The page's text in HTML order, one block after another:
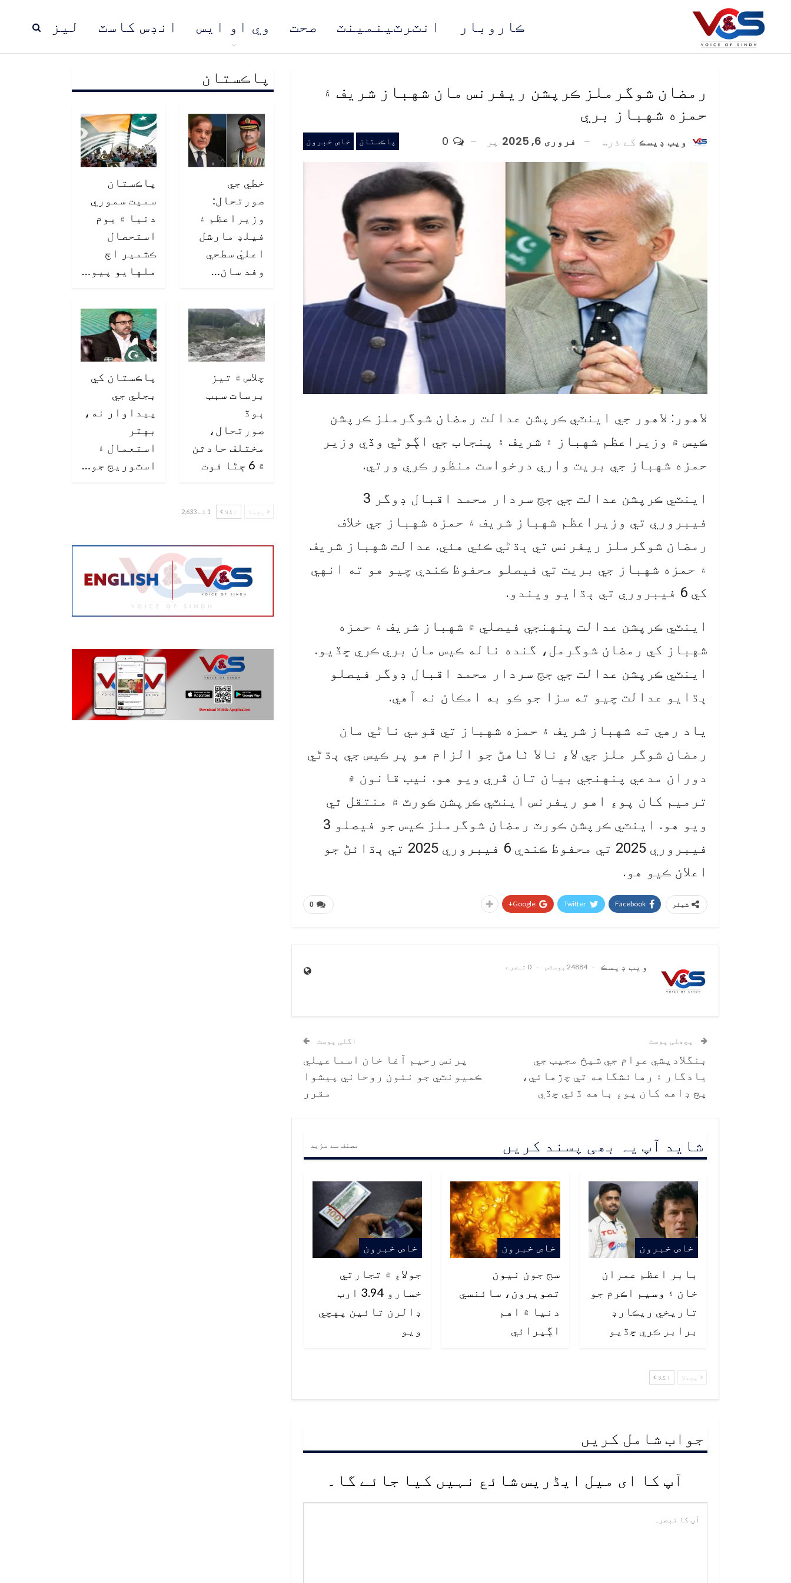
ليز انڊس کاسٽ وي او ايس صحت انٽرٽينمينٽ ڪاروبار
پاڪستان مُنڍ
رمضان شوگرملز ڪرپشن ريفرنس مان شهباز شريف ۽
حمزه شهباز بري
پاڪستان خاص خبرون ويب ڊيسڪ کے ذریعہ فروری 6, 2025 پر
لاهور: لاهور جي اينٽي ڪرپشن عدالت رمضان شوگرملز ڪرپشن
ڪيس ۾ وزيراعظم شهباز ۽ شريف ۽ پنجاب جي اڳوڻي وڏي وزير
حمزه شهباز جي بريت واري درخواست منظور ڪري ورتي.
اينٽي ڪرپشن عدالت جي جج سردار محمد اقبال ڊوگر 3
فيبروري تي وزيراعظم شهباز شريف ۽ حمزه شهباز جي خلاف
رمضان شوگرملز ريفرنس تي ٻڌڻي ڪئي هئي. عدالت شهباز شريف
۽ حمزه شهباز جي بريت تي فيصلو محفوظ ڪندي چيو هو ته انهي
کي 6 فيبروري تي ٻڌايو ويندو.
اينٽي ڪرپشن عدالت پنهنجي فيصلي ۾ شهباز شريف ۽ حمزه
شهباز کي رمضان شوگرمل، گنده ناله ڪيس مان بري ڪري ڇڏيو.
اينٽي ڪرپشن عدالت جي جج سردار محمد اقبال ڊوگر فيصلو
ٻڌايو عدالت چيو ته سزا جو ڪو به امڪان نه آهي.
ياد رهي ته شهباز شريف ۽ حمزه شهباز تي قومي ناڻي مان
رمضان شوگر ملز جي لاءِ نالا ٺاهڻ جو الزام هو پر ڪيس جي ٻڌڻي
دوران مدعي پنهنجي بيان تان ڦري ويو هو. نيب قانون ۾
ترميم کان پوءِ اهو ريفرنس اينٽي ڪرپشن ڪورٽ ۾ منتقل ٿي
ويو هو. اينٽي ڪرپشن ڪورٽ رمضان شوگرملز ڪيس جو فيصلو 3
فيبروري 2025 تي محفوظ ڪندي 6 فيبروري 2025 تي ٻڌائڻ جو
اعلان ڪيو هو.
0 شیئر Facebook
Twitter
Google+
ويب ڊيسڪ 24884 پوسٹس 0 تبصرے
پچھلی پوسٹ
بنگلاديشي عوام جي شيخ مجيب جي
يادگار ۽ رهائشگاهه تي چڙهائي،
ڀڃ ڊاهه کان پوءِ باهه ڏئي ڇڏي
اگلی پوسٹ
پرنس رحيم آغا خان اسماعيلي
ڪميونٽي جو نئون روحاني پيشوا
مقرر
شاید آپ یہ بھی پسند کریں مصنف سے مزید
خاص خبرون
بابر اعظم عمران
خان ۽ وسيم اڪرم جو
تاريخي ريڪارڊ
برابر ڪري ڇڏيو
خاص خبرون
سج جون نيون
تصويرون، سائنسي
دنيا ۾ اهم
اڳڀرائي
خاص خبرون
جولاءِ ۾ تجارتي
خسارو 3.94 ارب
ڊالرن تائين پهچي
ويو
پچھلا اگلا
جواب شامل کریں
آپ کا ای میل ایڈریس شائع نہیں کیا جائے گا۔
پاڪستان
خطي جي
صورتحال:
وزيراعظم ۽
فيلڊ مارشل
اعليٰ سطحي
وفد سان…
پاڪستان
سميت سموري
دنيا ۾ يوم
استحصال
ڪشمير اڄ
ملهايو پيو…
چلاس ۾ تيز
برسات سبب
ٻوڏ
صورتحال،
مختلف حادثن
۾ 6 ڄڻا فوت
پاڪستان کي
بجلي جي
پيداوار نه،
بهتر
استعمال ۽
اسٽوريج جو…
پچھلا اگلا 1 کے 2,633